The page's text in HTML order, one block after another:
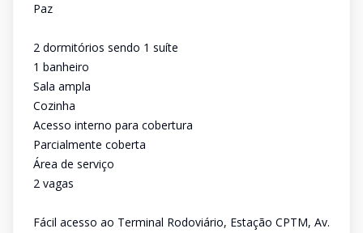
Paz
2 dormitórios sendo 1 suíte
1 banheiro
Sala ampla
Cozinha
Acesso interno para cobertura
Parcialmente coberta
Área de serviço
2 vagas
Fácil acesso ao Terminal Rodoviário, Estação CPTM, Av.